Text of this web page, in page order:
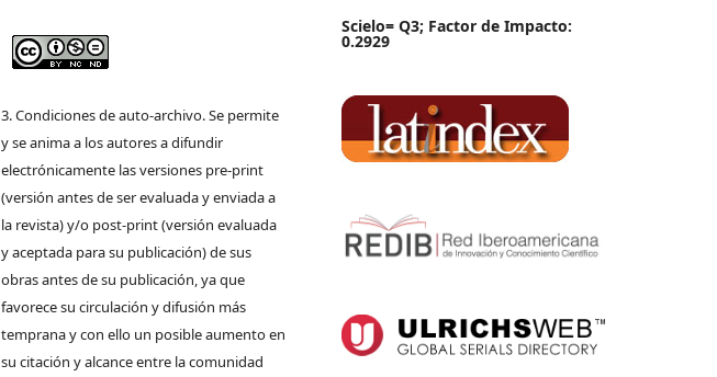
3. Condiciones de auto-archivo. Se permite
y se anima a los autores a difundir
electrónicamente las versiones pre-print
(versión antes de ser evaluada y enviada a
la revista) y/o post-print (versión evaluada
y aceptada para su publicación) de sus
obras antes de su publicación, ya que
favorece su circulación y difusión más
temprana y con ello un posible aumento en
su citación y alcance entre la comunidad
Scielo= Q3; Factor de Impacto:
0.2929